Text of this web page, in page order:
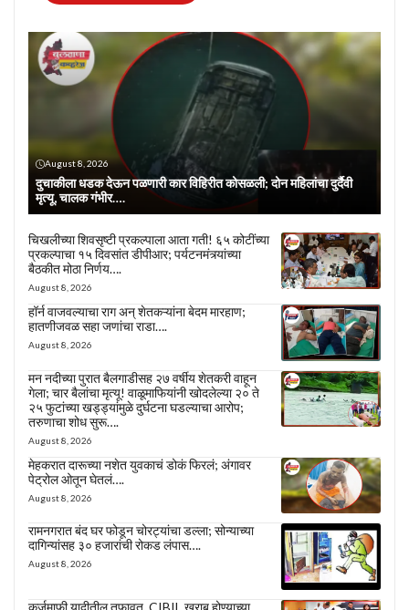
August 8, 2026
दुचाकीला धडक देऊन पळणारी कार विहिरीत कोसळली; दोन महिलांचा दुर्दैवी
मृत्यू, चालक गंभीर….
चिखलीच्या शिवसृष्टी प्रकल्पाला आता गती! ६५ कोटींच्या
प्रकल्पाचा १५ दिवसांत डीपीआर; पर्यटनमंत्र्यांच्या
बैठकीत मोठा निर्णय….
August 8, 2026
हॉर्न वाजवल्याचा राग अन् शेतकऱ्यांना बेदम मारहाण;
हातणीजवळ सहा जणांचा राडा….
August 8, 2026
मन नदीच्या पुरात बैलगाडीसह २७ वर्षीय शेतकरी वाहून
गेला; चार बैलांचा मृत्यू! वाळूमाफियांनी खोदलेल्या २० ते
२५ फुटांच्या खड्ड्यांमुळे दुर्घटना घडल्याचा आरोप;
तरुणाचा शोध सुरू….
August 8, 2026
मेहकरात दारूच्या नशेत युवकाचं डोकं फिरलं; अंगावर
पेट्रोल ओतून घेतलं….
August 8, 2026
रामनगरात बंद घर फोडून चोरट्यांचा डल्ला; सोन्याच्या
दागिन्यांसह ३० हजारांची रोकड लंपास….
August 8, 2026